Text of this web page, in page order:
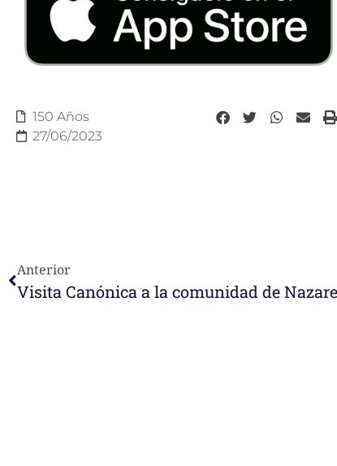
150 Años
27/06/2023
Anterior